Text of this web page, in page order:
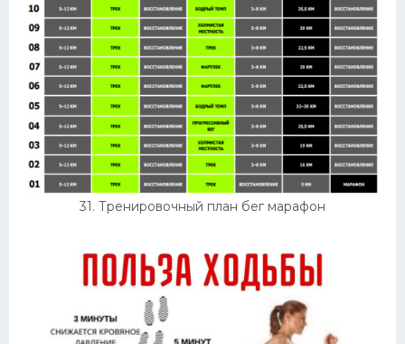
31. Тренировочный план бег марафон